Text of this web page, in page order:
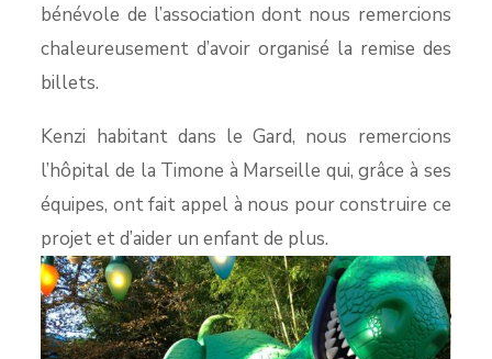
bénévole de l’association dont nous remercions
chaleureusement d’avoir organisé la remise des
billets.
Kenzi habitant dans le Gard, nous remercions
l’hôpital de la Timone à Marseille qui, grâce à ses
équipes, ont fait appel à nous pour construire ce
projet et d’aider un enfant de plus.